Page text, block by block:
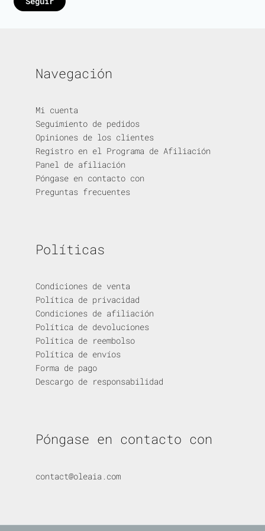
Navegación
Mi cuenta
Seguimiento de pedidos
Opiniones de los clientes
Registro en el Programa de Afiliación
Panel de afiliación
Póngase en contacto con
Preguntas frecuentes
Políticas
Condiciones de venta
Política de privacidad
Condiciones de afiliación
Política de devoluciones
Política de reembolso
Política de envíos
Forma de pago
Descargo de responsabilidad
Póngase en contacto con
contact@oleaia.com